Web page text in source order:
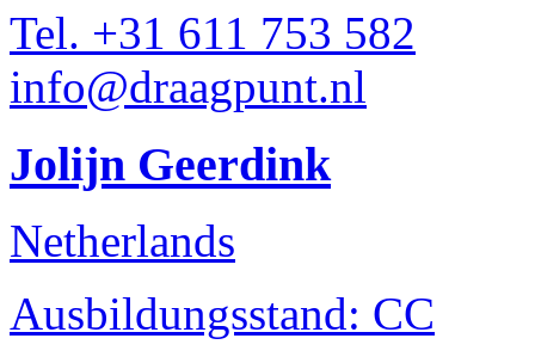
Tel. +31 611 753 582
info@draagpunt.nl
Jolijn Geerdink
Netherlands
Ausbildungsstand: CC